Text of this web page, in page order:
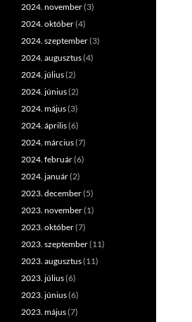
2024. november(3)
2024. október(4)
2024. szeptember(3)
2024. augusztus(4)
2024. július(2)
2024. június(2)
2024. május(3)
2024. április(6)
2024. március(7)
2024. február(6)
2024. január(2)
2023. december(5)
2023. november(1)
2023. október(7)
2023. szeptember(11)
2023. augusztus(11)
2023. július(6)
2023. június(6)
2023. május(7)